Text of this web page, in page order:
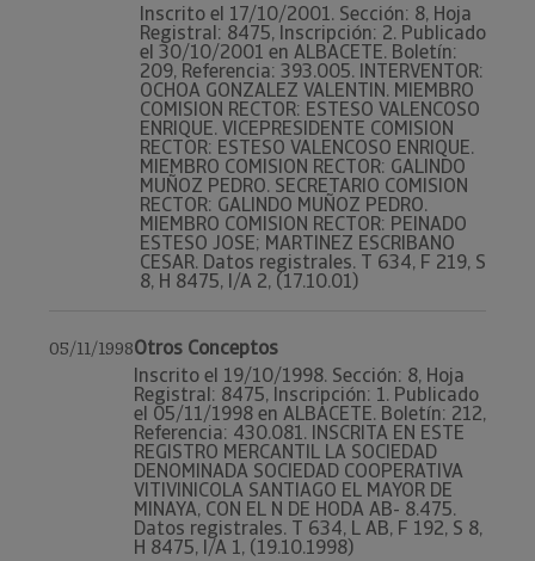
Inscrito el 17/10/2001. Sección: 8, Hoja
Registral: 8475, Inscripción: 2. Publicado
el 30/10/2001 en ALBACETE. Boletín:
209, Referencia: 393.005. INTERVENTOR:
OCHOA GONZALEZ VALENTIN. MIEMBRO
COMISION RECTOR: ESTESO VALENCOSO
ENRIQUE. VICEPRESIDENTE COMISION
RECTOR: ESTESO VALENCOSO ENRIQUE.
MIEMBRO COMISION RECTOR: GALINDO
MUÑOZ PEDRO. SECRETARIO COMISION
RECTOR: GALINDO MUÑOZ PEDRO.
MIEMBRO COMISION RECTOR: PEINADO
ESTESO JOSE; MARTINEZ ESCRIBANO
CESAR. Datos registrales. T 634, F 219, S
8, H 8475, I/A 2, (17.10.01)
05/11/1998Otros Conceptos
Inscrito el 19/10/1998. Sección: 8, Hoja
Registral: 8475, Inscripción: 1. Publicado
el 05/11/1998 en ALBACETE. Boletín: 212,
Referencia: 430.081. INSCRITA EN ESTE
REGISTRO MERCANTIL LA SOCIEDAD
DENOMINADA SOCIEDAD COOPERATIVA
VITIVINICOLA SANTIAGO EL MAYOR DE
MINAYA, CON EL N DE HODA AB- 8.475.
Datos registrales. T 634, L AB, F 192, S 8,
H 8475, I/A 1, (19.10.1998)